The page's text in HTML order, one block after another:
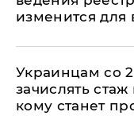
изменится для
Украинцам со 2
зачислять
кому станет